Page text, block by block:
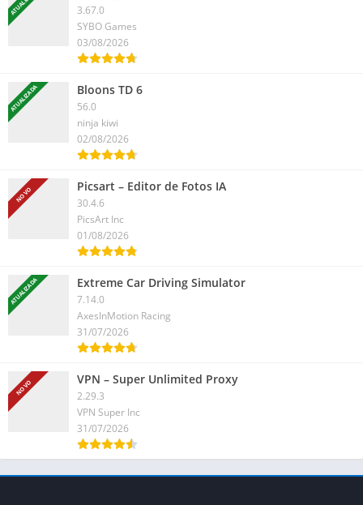
3.67.0
SYBO Games
03/08/2026
ATUALIZADA Bloons TD 6
56.0
ninja kiwi
02/08/2026
NOVO Picsart – Editor de Fotos IA
30.4.6
PicsArt Inc
01/08/2026
ATUALIZADA Extreme Car Driving Simulator
7.14.0
AxesInMotion Racing
31/07/2026
NOVO VPN – Super Unlimited Proxy
2.29.3
VPN Super Inc
31/07/2026